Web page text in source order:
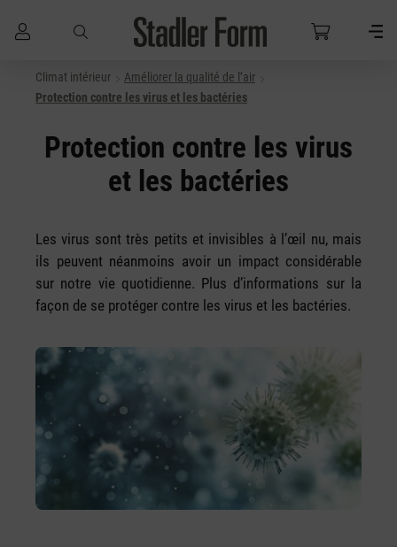
Passer au contenu principal
Climat intérieur
Améliorer la qualité de l’air
Protection contre les virus et les bactéries
Protection contre les virus
et les bactéries
Les virus sont très petits et invisibles à l’œil nu, mais
ils peuvent néanmoins avoir un impact considérable
sur notre vie quotidienne. Plus d’informations sur la
façon de se protéger contre les virus et les bactéries.